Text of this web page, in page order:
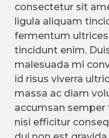
consectetur sit
ligula aliquam
fermentum
tincidunt enim.
malesuada mi
id risus viverra
massa ac diam
accumsan semper
nisi efficitur